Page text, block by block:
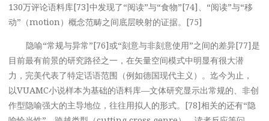
130万评论语料库[73]中发现了“阅读”与“食物”[74]、“阅读”与“移
动”（motion）概念范畴之间底层映射的证据。[75]
隐喻“常规与异常”[76]或“刻意与非刻意使用”之间的差异[77]是
目前最有前景的研究路径之一，在矢量空间模式中明显有很大潜
力，完美代表了特定话语范围（例如德国现代主义）。迄今为止，
以VUAMC小说样本为基础的语料库—文体研究显示出常规的、非创
作型隐喻强大的主导地位，往往用拟人的形式。[78]相关的还有“隐